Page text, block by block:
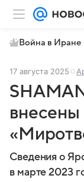
Война в Иране
17 августа 2025
внесены
Сведения о
в марте 2023